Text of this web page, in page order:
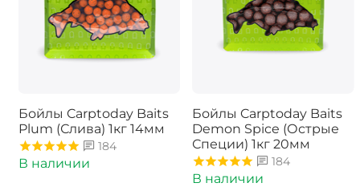
Бойлы Carptoday Baits
Plum (Слива) 1кг 14мм
184
В наличии
Бойлы Carptoday Baits
Demon Spice (Острые
Специи) 1кг 20мм
184
В наличии